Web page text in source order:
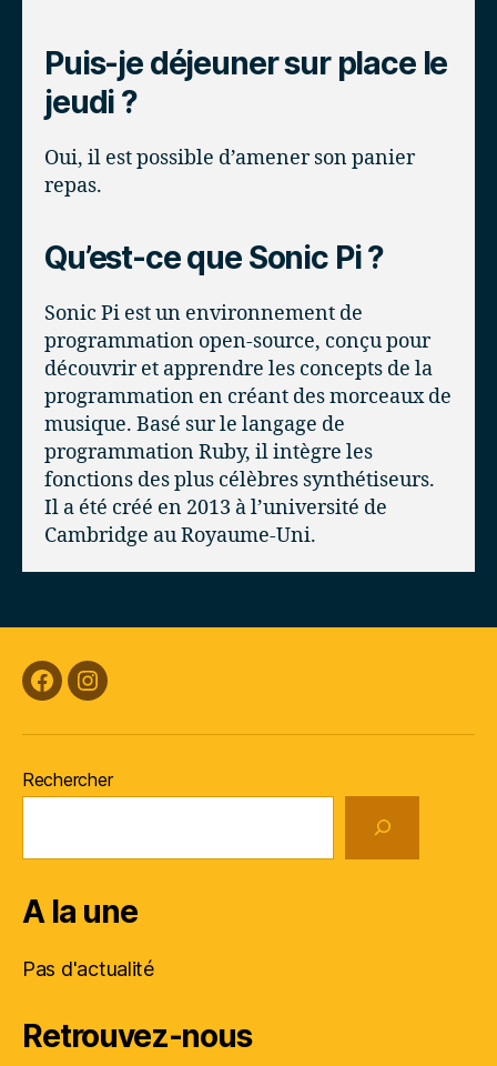
Puis-je déjeuner sur place le
jeudi ?
Oui, il est possible d’amener son panier
repas.
Qu’est-ce que Sonic Pi ?
Sonic Pi est un environnement de
programmation open-source, conçu pour
découvrir et apprendre les concepts de la
programmation en créant des morceaux de
musique. Basé sur le langage de
programmation Ruby, il intègre les
fonctions des plus célèbres synthétiseurs.
Il a été créé en 2013 à l’université de
Cambridge au Royaume-Uni.
FacebookInstagram
Rechercher
A la une
Pas d'actualité
Retrouvez-nous